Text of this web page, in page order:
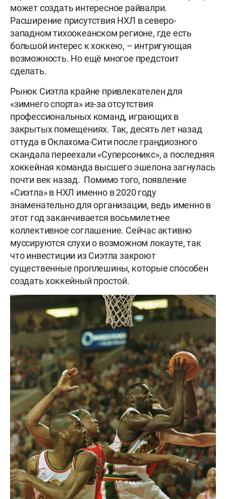
может создать интересное райвалри.
Расширение присутствия НХЛ в северо-
западном тихоокеанском регионе, где есть
большой интерес к хоккею, – интригующая
возможность. Но ещё многое предстоит
сделать.
Рынок Сиэтла крайне привлекателен для
«зимнего спорта» из-за отсутствия
профессиональных команд, играющих в
закрытых помещениях. Так, десять лет назад
оттуда в Оклахома-Сити после грандиозного
скандала переехали «Суперсоникс», а последняя
хоккейная команда высшего эшелона загнулась
почти век назад. Помимо того, появление
«Сиэтла» в НХЛ именно в 2020 году
знаменательно для организации, ведь именно в
этот год заканчивается восьмилетнее
коллективное соглашение. Сейчас активно
муссируются слухи о возможном локауте, так
что инвестиции из Сиэтла закроют
существенные проплешины, которые способен
создать хоккейный простой.